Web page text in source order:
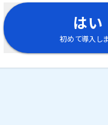
はい
初めて導入し